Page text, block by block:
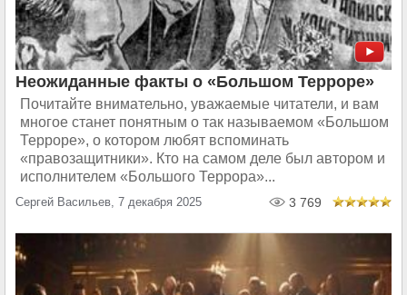
Неожиданные факты о «Большом Терроре»
Почитайте внимательно, уважаемые читатели, и вам
многое станет понятным о так называемом «Большом
Терроре», о котором любят вспоминать
«правозащитники». Кто на самом деле был автором и
исполнителем «Большого Террора»...
Сергей Васильев, 7 декабря 2025 3 769